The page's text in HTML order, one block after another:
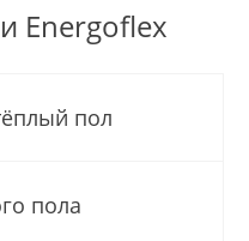
Energoflex
пол
пола